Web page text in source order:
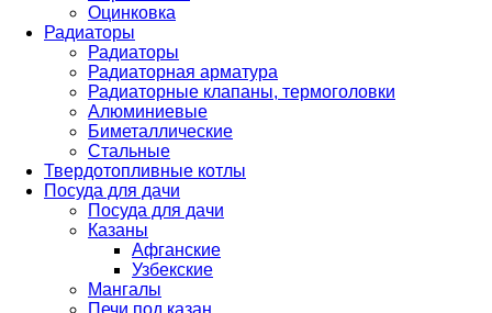
Оцинковка
Радиаторы
Радиаторы
Радиаторная арматура
Радиаторные клапаны, термоголовки
Алюминиевые
Биметаллические
Стальные
Твердотопливные котлы
Посуда для дачи
Посуда для дачи
Казаны
Афганские
Узбекские
Мангалы